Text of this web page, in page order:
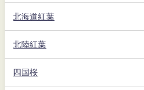
北海道紅葉
北陸紅葉
四国桜